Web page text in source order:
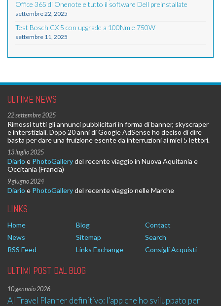
Office 365 di Onenote e tutto il software Dell preinstallate
settembre 22, 2025
Test Bosch CX 5 con upgrade a 100Nm e 750W
settembre 11, 2025
ULTIME NEWS
22 settembre 2025
Rimossi tutti gli annunci pubblicitari in forma di banner, skyscraper
e interstiziali. Dopo 20 anni di Google AdSense ho deciso di dire
basta per dare una fruizione esente da interruzioni ai miei 5 lettori.
13 luglio 2025
Diario e PhotoGallerydel recente viaggio in Nuova Aquitania e
Occitania (Francia)
9 giugno 2024
Diario e PhotoGallerydel recente viaggio nelle Marche
LINKS
Home Blog
Contact
News
Sitemap
Search
RSS Feed
Links Exchange Consigli Acquisti
ULTIMI POST DAL BLOG
10 gennaio 2026
AI Travel Planner definitivo: l’app che ho sviluppato per